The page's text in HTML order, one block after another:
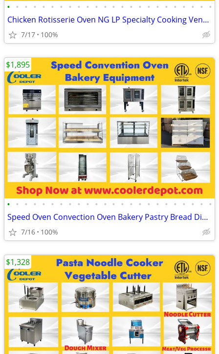
• • • • • • • • • • • • • • • • • • • • • • • •
Chicken Rotisserie Oven NG LP Specialty Cooking Ventilation Marinate
7/17 100%
• • • • • • • • • • • • • • • • • • • • • • • •
Speed Oven Convection Oven Bakery Pastry Bread Display
7/16 100%
$1,895
$1,328